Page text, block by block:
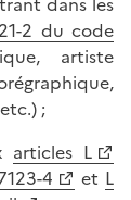
2 du code
artiste
;
articles L
4 et L